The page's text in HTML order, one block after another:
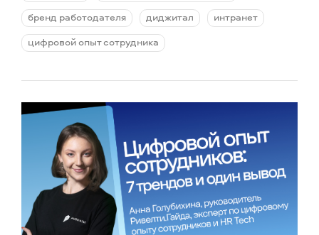
бренд работодателя
диджитал
интранет
цифровой опыт сотрудника